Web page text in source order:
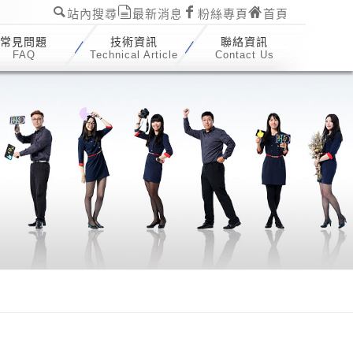
站內搜尋 最新消息 粉絲專頁 首頁
常見問題
FAQ
技術資訊
Technical Article
聯絡資訊
Contact Us